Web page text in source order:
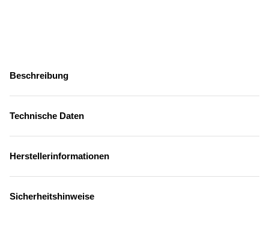
Beschreibung
Technische Daten
Herstellerinformationen
Sicherheitshinweise